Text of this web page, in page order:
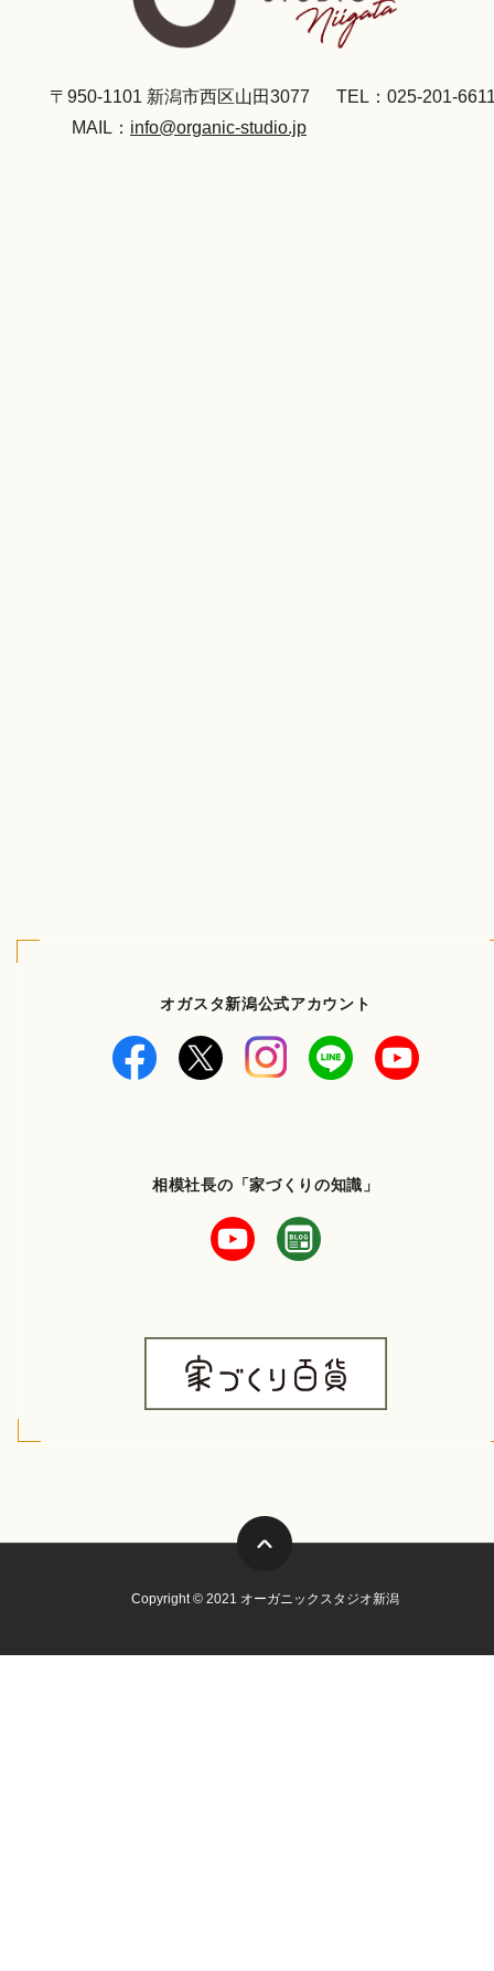
〒950-1101 新潟市西区山田3077
TEL：025-201-
MAIL： info@organic-studio.jp
オガスタ新潟公式アカウント
相模社長の「家づくりの知識」
Copyright © 2021 オーガニックスタジオ新潟